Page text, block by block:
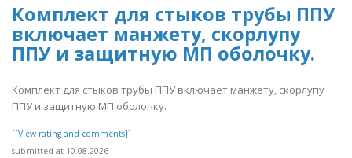
Комплект для стыков трубы ППУ
включает манжету, скорлупу
ППУ и защитную МП оболочку.
Комплект для стыков трубы ППУ включает манжету, скорлупу
ППУ и защитную МП оболочку.
[[View rating and comments]]
submitted at 10.08.2026